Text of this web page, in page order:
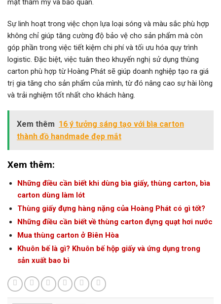
mặt thẩm mỹ và bảo quản.
Sự linh hoạt trong việc chọn lựa loại sóng và màu sắc phù hợp
không chỉ giúp tăng cường độ bảo vệ cho sản phẩm mà còn
góp phần trong việc tiết kiệm chi phí và tối ưu hóa quy trình
logistic. Đặc biệt, việc tuân theo khuyến nghị sử dụng thùng
carton phù hợp từ Hoàng Phát sẽ giúp doanh nghiệp tạo ra giá
trị gia tăng cho sản phẩm của mình, từ đó nâng cao sự hài lòng
và trải nghiệm tốt nhất cho khách hàng.
Xem thêm 16 ý tưởng sáng tạo với bìa carton
thành đồ handmade đẹp mắt
Xem thêm:
Những điều cần biết khi dùng bìa giấy, thùng carton, bìa
carton dùng làm lót
Thùng giấy đựng hàng nặng của Hoàng Phát có gì tốt?
Những điều cần biết về thùng carton đựng quạt hơi nước
Mua thùng carton ở Biên Hòa
Khuôn bế là gì? Khuôn bế hộp giấy và ứng dụng trong
sản xuất bao bì